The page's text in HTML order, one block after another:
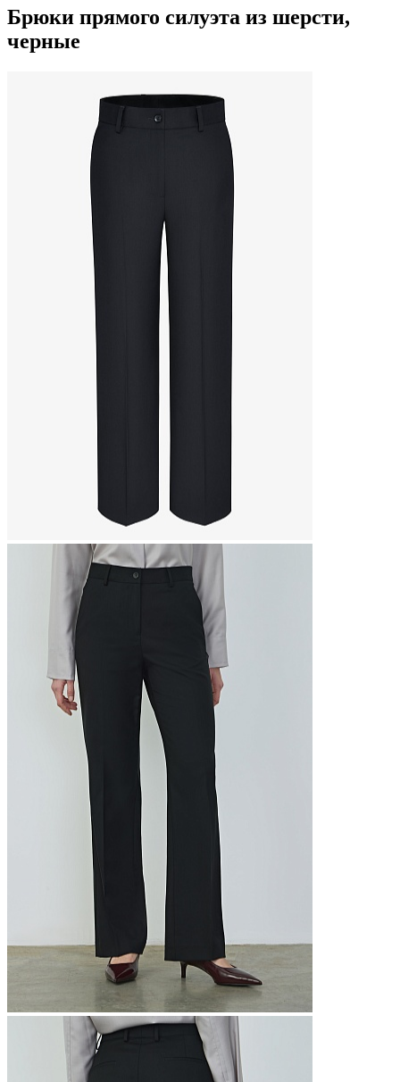
Брюки прямого силуэта из шерсти,
черные